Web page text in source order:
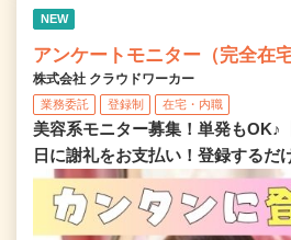
NEW
アンケートモニター（完全在宅
株式会社 クラウドワーカー
業務委託 登録制 在宅・内職
美容系モニター募集！単発もOK♪
日に謝礼をお支払い！登録するだ